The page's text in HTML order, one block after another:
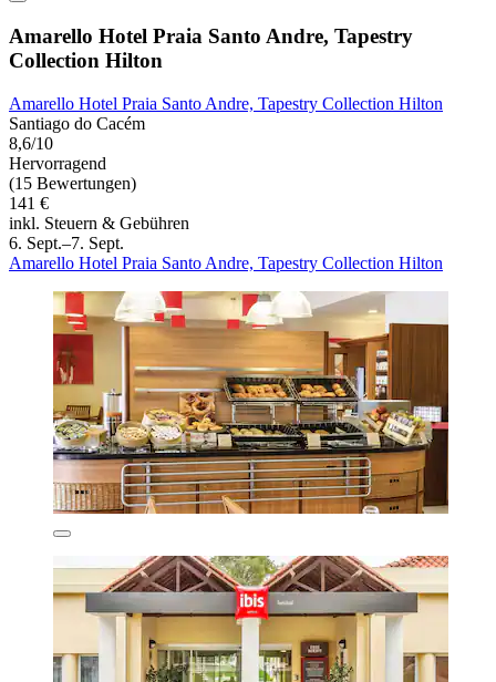
Amarello Hotel Praia Santo Andre, Tapestry
Collection Hilton
Amarello Hotel Praia Santo Andre, Tapestry Collection Hilton
Santiago do Cacém
8,6/10
Hervorragend
(15 Bewertungen)
141 €
inkl. Steuern & Gebühren
6. Sept.–7. Sept.
Amarello Hotel Praia Santo Andre, Tapestry Collection Hilton